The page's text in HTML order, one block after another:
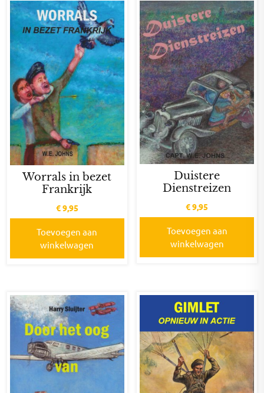
Worrals in bezet
Frankrijk
€9,95
Toevoegen aan
winkelwagen
Duistere
Dienstreizen
€9,95
Toevoegen aan
winkelwagen